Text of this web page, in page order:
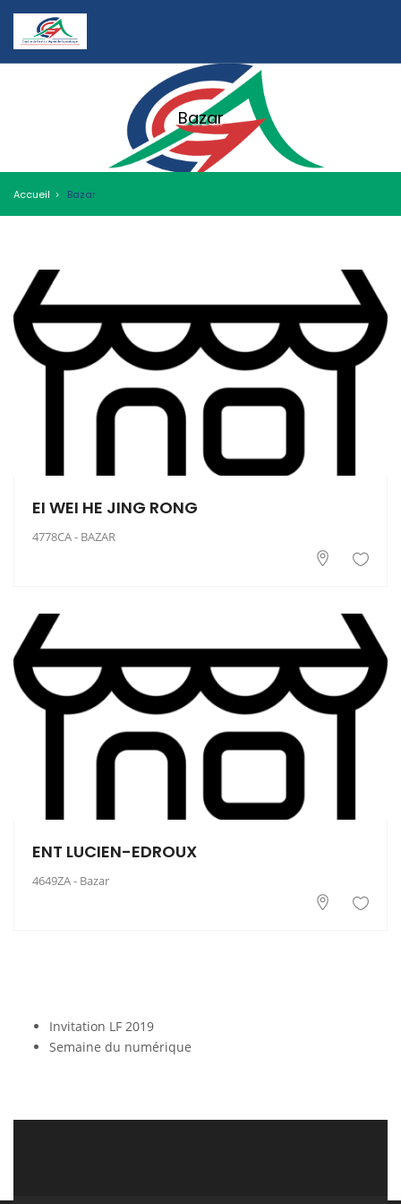
Bazar
Accueil Bazar
EI WEI HE JING RONG
4778CA - BAZAR
ENT LUCIEN-EDROUX
4649ZA - Bazar
Invitation LF 2019
Semaine du numérique